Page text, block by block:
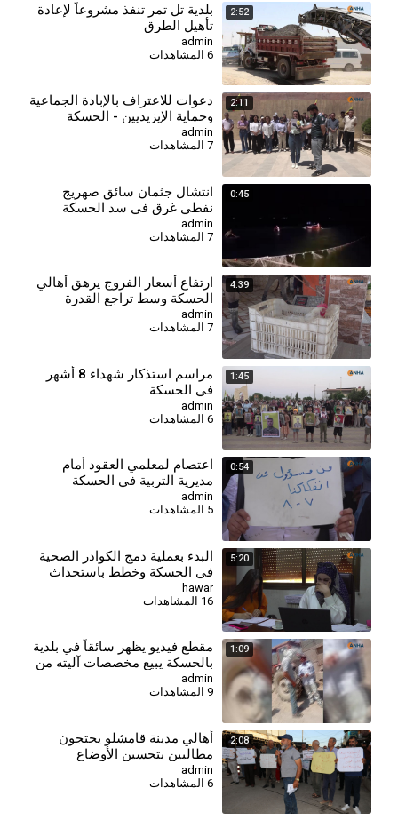
2:52
⁣بلدية تل تمر تنفذ مشروعاً لإعادة
تأهيل الطرق
admin
6 المشاهدات
2:11
دعوات للاعتراف بالإبادة الجماعية
وحماية الإيزيديين - الحسكة
admin
7 المشاهدات
0:45
انتشال جثمان سائق صهريج
نفطي غرق في سد الحسكة
الجنوبي
admin
7 المشاهدات
4:39
⁣ارتفاع أسعار الفروج يرهق أهالي
الحسكة وسط تراجع القدرة
الشرائية
admin
7 المشاهدات
1:45
⁣مراسم استذكار شهداء 8 أشهر
في الحسكة
admin
6 المشاهدات
0:54
اعتصام لمعلمي العقود أمام
مديرية التربية في الحسكة
للمطالبة بالتثبيت وصرف
مستحقاتهم
admin
5 المشاهدات
5:20
البدء بعملية دمج الكوادر الصحية
في الحسكة وخطط باستحداث
مراكز جديدة
hawar
16 المشاهدات
1:09
مقطع فيديو يظهر سائقاً في بلدية
بالحسكة يبيع مخصصات آليته من
المحروقات
admin
9 المشاهدات
2:08
أهالي مدينة قامشلو يحتجون
مطالبين بتحسين الأوضاع
المعيشية والخدمية
admin